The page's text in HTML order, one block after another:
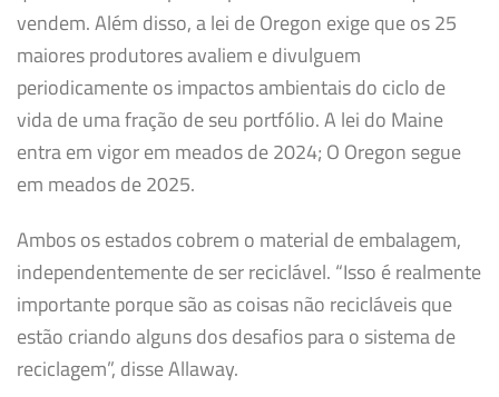
vendem. Além disso, a lei de Oregon exige que os 25
maiores produtores avaliem e divulguem
periodicamente os impactos ambientais do ciclo de
vida de uma fração de seu portfólio. A lei do Maine
entra em vigor em meados de 2024; O Oregon segue
em meados de 2025.
Ambos os estados cobrem o material de embalagem,
independentemente de ser reciclável. “Isso é realmente
importante porque são as coisas não recicláveis ​​que
estão criando alguns dos desafios para o sistema de
reciclagem”, disse Allaway.